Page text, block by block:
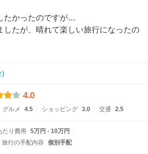
たかったのですが…
したが、晴れて楽しい旅行になったの
)
4.0
グルメ 4.5 ショッピング 3.0 交通 2.5
たり費用
5万円 - 10万円
旅行の手配内容 個別手配